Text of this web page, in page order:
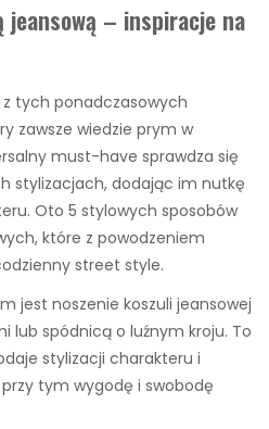
– inspiracje na
tych ponadczasowych
zawsze wiedzie prym w
must-have sprawdza się
stylizacjach, dodając im nutkę
Oto 5 stylowych sposobów
które z powodzeniem
street style.
jest noszenie koszuli jeansowej
lub spódnicą o luźnym kroju. To
stylizacji charakteru i
tym wygodę i swobodę